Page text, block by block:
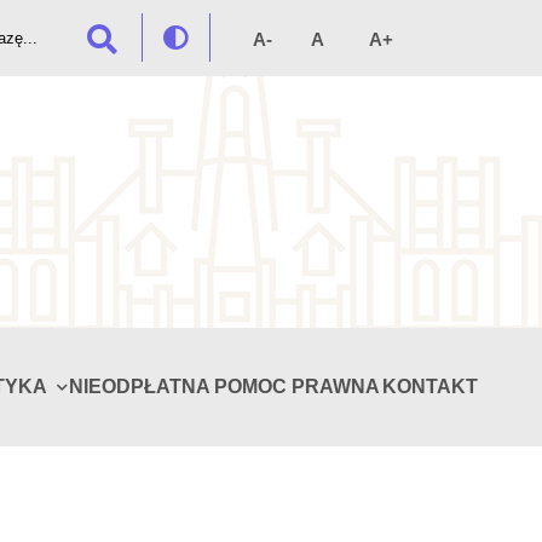
NIEODPŁATNA POMOC PRAWNA KONTAKT